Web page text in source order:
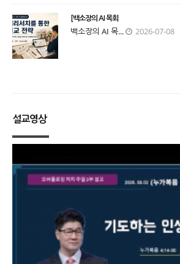
[백소장의 AI 목회
백소장의 AI 목... 2026-07-08
설교영상